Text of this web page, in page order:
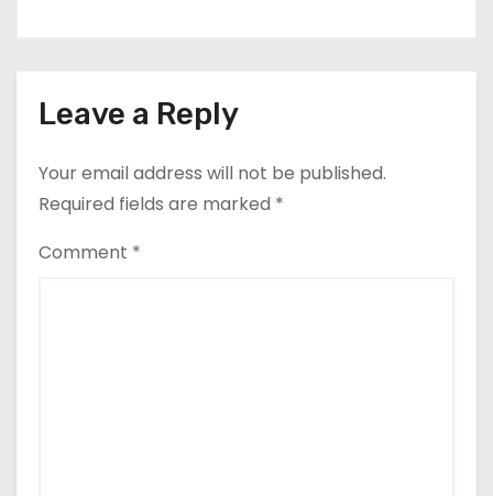
Leave a Reply
Your email address will not be published.
Required fields are marked *
Comment *